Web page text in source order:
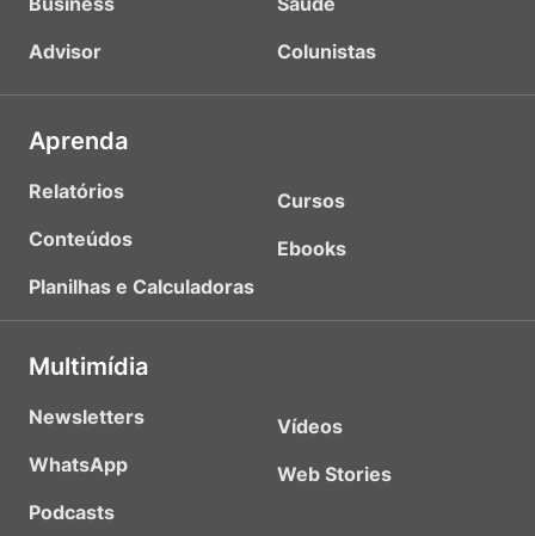
Advisor
Colunistas
Aprenda
Relatórios
Conteúdos
Planilhas e Calculadoras
Cursos
Ebooks
Multimídia
Newsletters
WhatsApp
Podcasts
Vídeos
Web Stories